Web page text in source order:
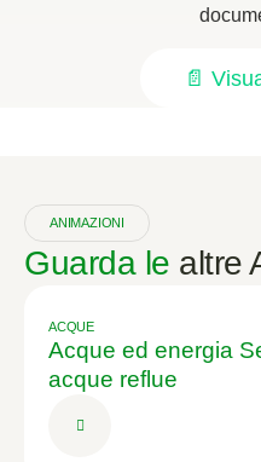
📄
ANIMAZIONI
Guarda le altre
ACQUE
Acque ed energia
acque reflue